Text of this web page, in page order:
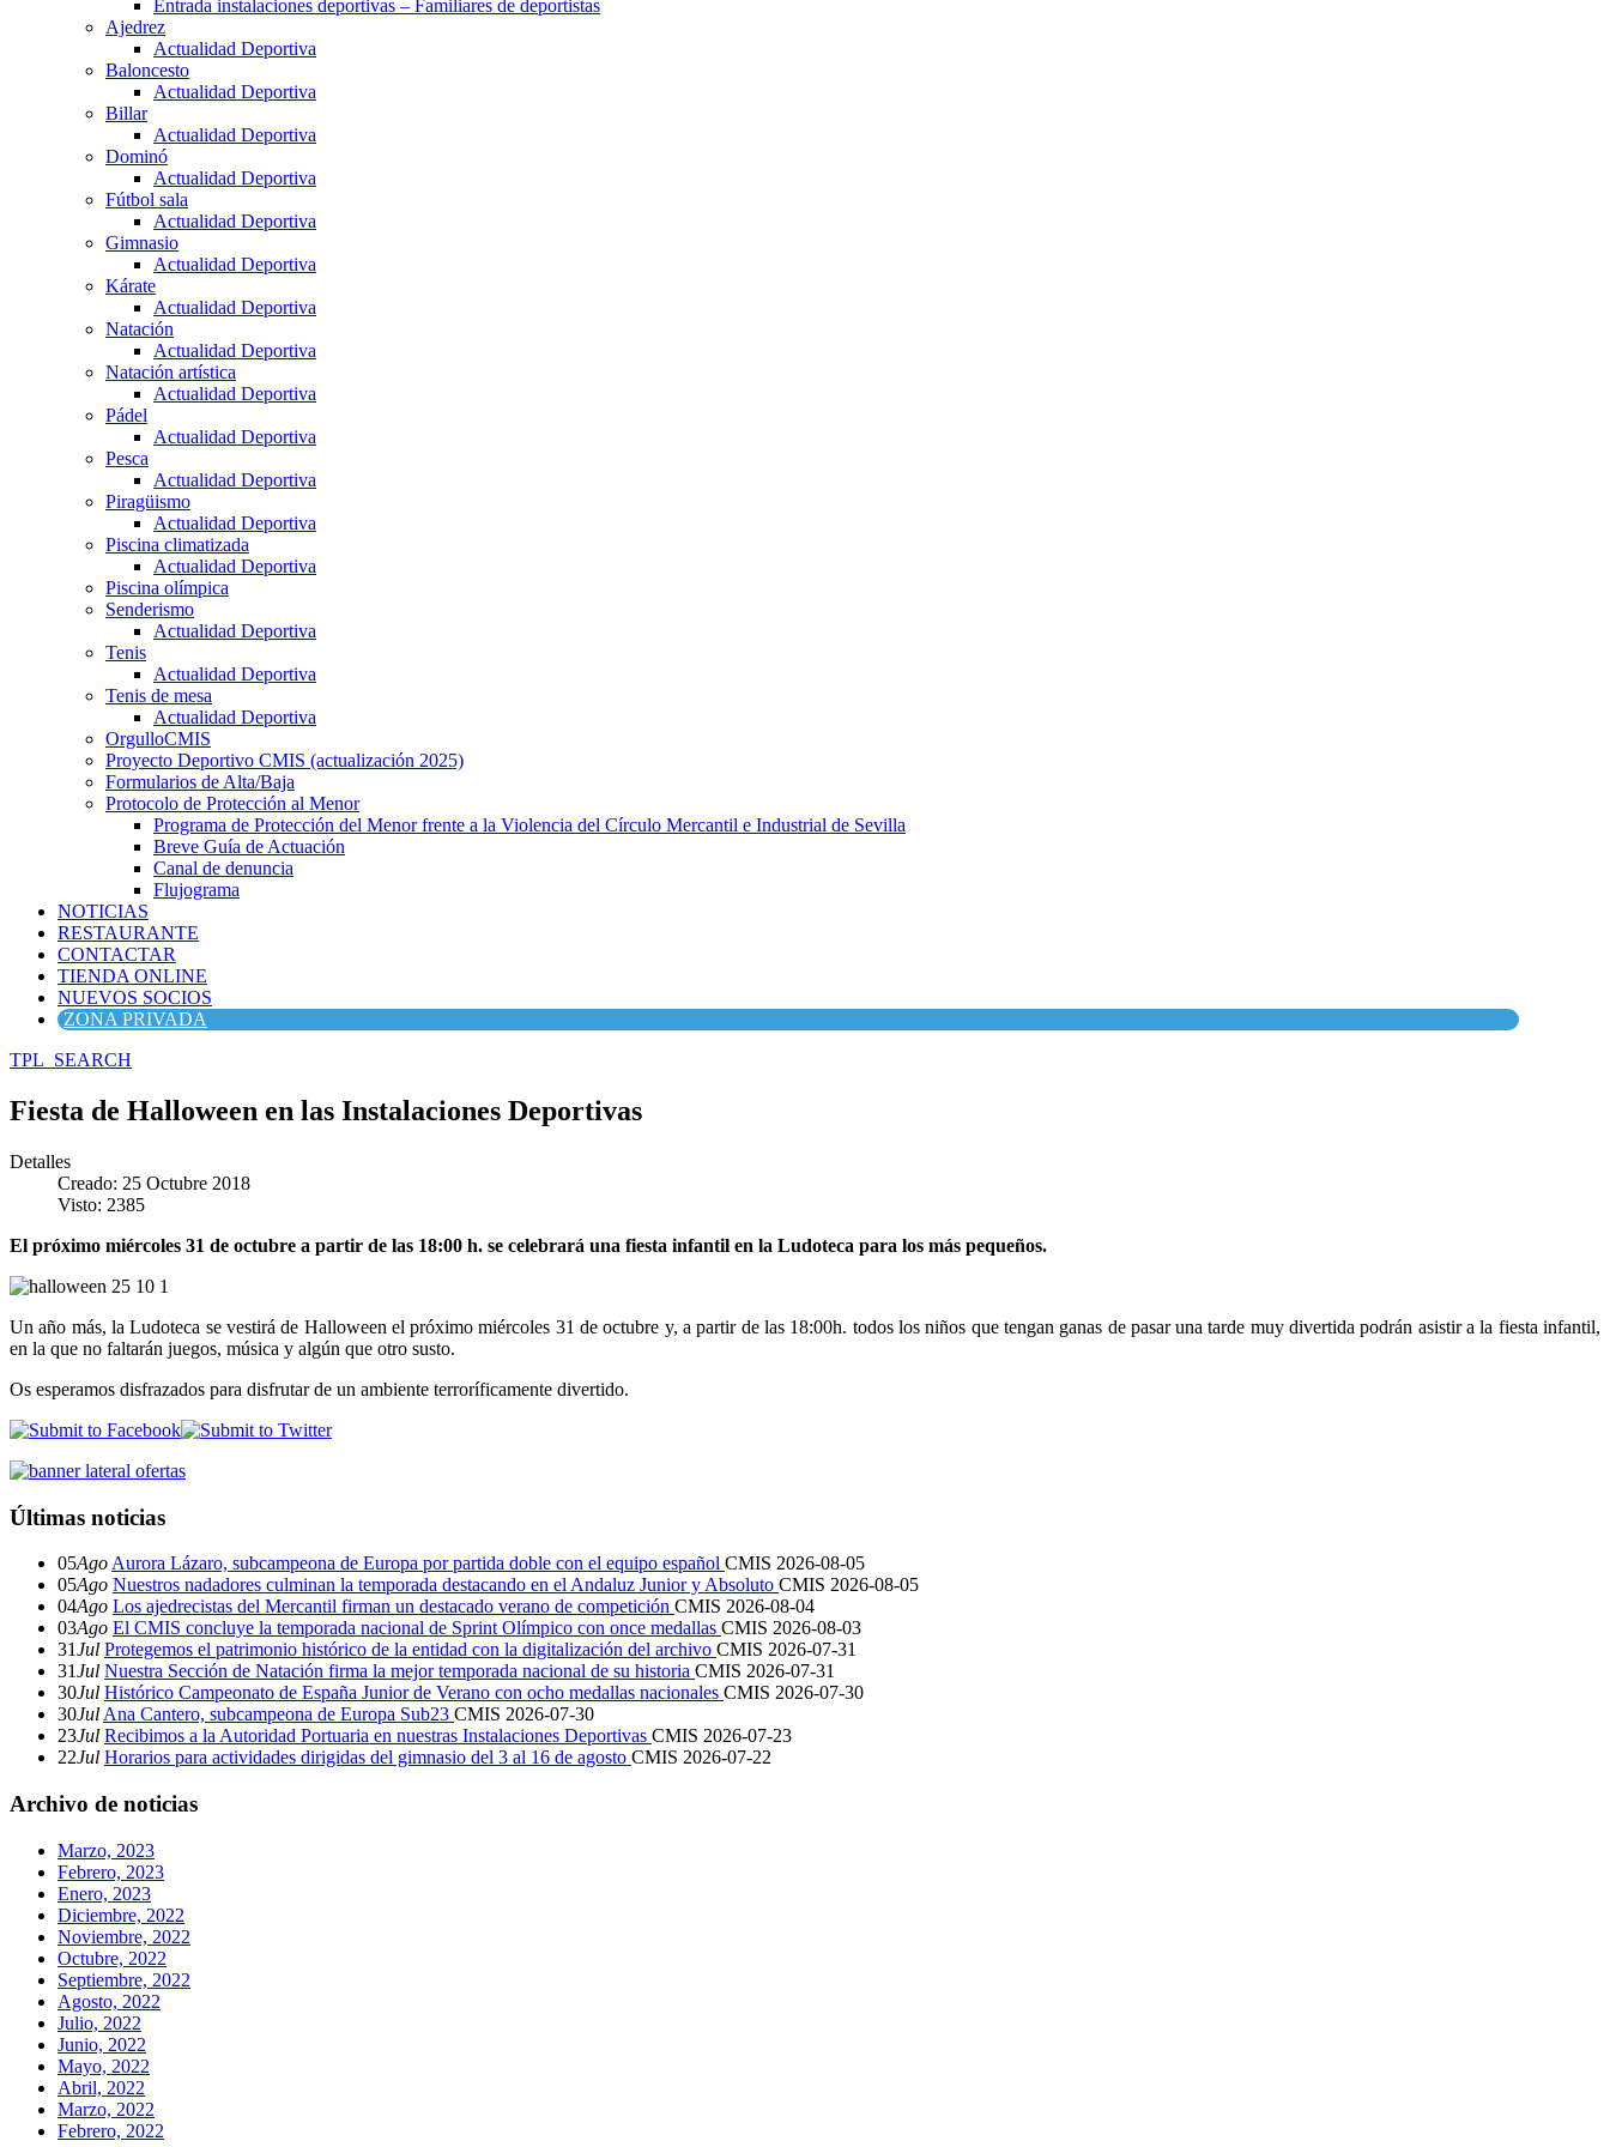
Entrada instalaciones deportivas – Familiares de deportistas
Ajedrez
Actualidad Deportiva
Baloncesto
Actualidad Deportiva
Billar
Actualidad Deportiva
Dominó
Actualidad Deportiva
Fútbol sala
Actualidad Deportiva
Gimnasio
Actualidad Deportiva
Kárate
Actualidad Deportiva
Natación
Actualidad Deportiva
Natación artística
Actualidad Deportiva
Pádel
Actualidad Deportiva
Pesca
Actualidad Deportiva
Piragüismo
Actualidad Deportiva
Piscina climatizada
Actualidad Deportiva
Piscina olímpica
Senderismo
Actualidad Deportiva
Tenis
Actualidad Deportiva
Tenis de mesa
Actualidad Deportiva
OrgulloCMIS
Proyecto Deportivo CMIS (actualización 2025)
Formularios de Alta/Baja
Protocolo de Protección al Menor
Programa de Protección del Menor frente a la Violencia del Círculo Mercantil e Industrial de Sevilla
Breve Guía de Actuación
Canal de denuncia
Flujograma
NOTICIAS
RESTAURANTE
CONTACTAR
TIENDA ONLINE
NUEVOS SOCIOS
ZONA PRIVADA
TPL_SEARCH
Fiesta de Halloween en las Instalaciones Deportivas
Detalles
Creado: 25 Octubre 2018
Visto: 2385
El próximo miércoles 31 de octubre a partir de las 18:00 h. se celebrará una fiesta infantil en la Ludoteca para los más pequeños.
Un año más, la Ludoteca se vestirá de Halloween el próximo miércoles 31 de octubre y, a partir de las 18:00h. todos los niños que tengan ganas de pasar una tarde muy divertida podrán asistir a la fiesta infantil,
en la que no faltarán juegos, música y algún que otro susto.
Os esperamos disfrazados para disfrutar de un ambiente terroríficamente divertido.
Últimas noticias
05Ago Aurora Lázaro, subcampeona de Europa por partida doble con el equipo español CMIS 2026-08-05
05Ago Nuestros nadadores culminan la temporada destacando en el Andaluz Junior y Absoluto CMIS 2026-08-05
04Ago Los ajedrecistas del Mercantil firman un destacado verano de competición CMIS 2026-08-04
03Ago El CMIS concluye la temporada nacional de Sprint Olímpico con once medallas CMIS 2026-08-03
31Jul Protegemos el patrimonio histórico de la entidad con la digitalización del archivo CMIS 2026-07-31
31Jul Nuestra Sección de Natación firma la mejor temporada nacional de su historia CMIS 2026-07-31
30Jul Histórico Campeonato de España Junior de Verano con ocho medallas nacionales CMIS 2026-07-30
30Jul Ana Cantero, subcampeona de Europa Sub23 CMIS 2026-07-30
23Jul Recibimos a la Autoridad Portuaria en nuestras Instalaciones Deportivas CMIS 2026-07-23
22Jul Horarios para actividades dirigidas del gimnasio del 3 al 16 de agosto CMIS 2026-07-22
Archivo de noticias
Marzo, 2023
Febrero, 2023
Enero, 2023
Diciembre, 2022
Noviembre, 2022
Octubre, 2022
Septiembre, 2022
Agosto, 2022
Julio, 2022
Junio, 2022
Mayo, 2022
Abril, 2022
Marzo, 2022
Febrero, 2022